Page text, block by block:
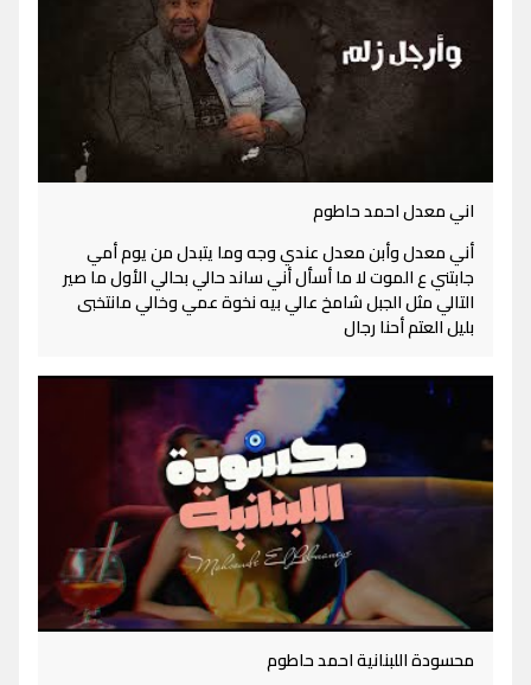
اني معدل احمد حاطوم
أني معدل وأبن معدل عندي وجه وما يتبدل من يوم أمي
جابتني ع الموت لا ما أسأل أني ساند حالي بحالي الأول ما صير
التالي مثل الجبل شامخ عالي بيه نخوة عمي وخالي مانتخبى
بليل العتم أحنا رجال
محسودة اللبنانية احمد حاطوم